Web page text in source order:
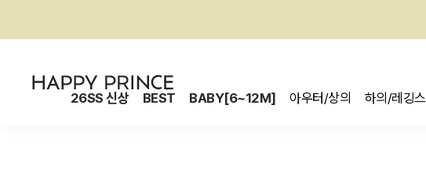
26SS 신상 BEST BABY[6~12M] 아우터/상의 하의/레깅스